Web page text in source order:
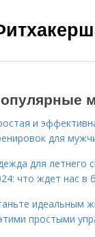
и
для
для летнего
что ждет нас в
идеальным
простыми